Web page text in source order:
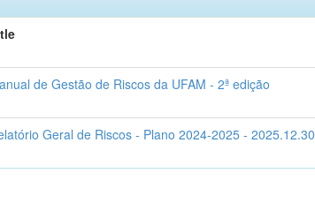
de Gestão de Riscos da UFAM - 2ª edição
Geral de Riscos - Plano 2024-2025 - 2025.12.30